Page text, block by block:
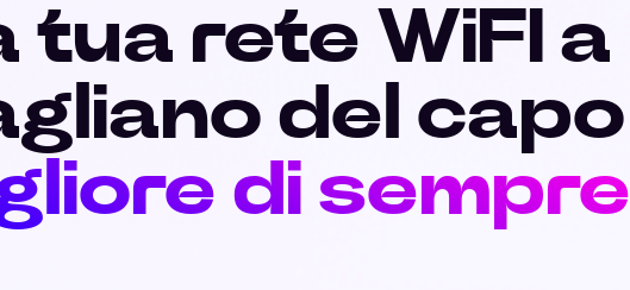
tua rete WiFI a
del capo
di sempre